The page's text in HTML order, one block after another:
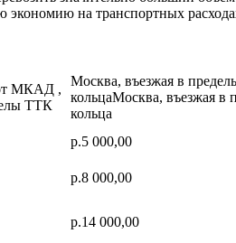
экономию на транспортных
МКАД ,
ТТК
Москва, въезжая в
кольцаМосква, въезжая в
кольца
р.5 000,00
р.8 000,00
р.14 000,00